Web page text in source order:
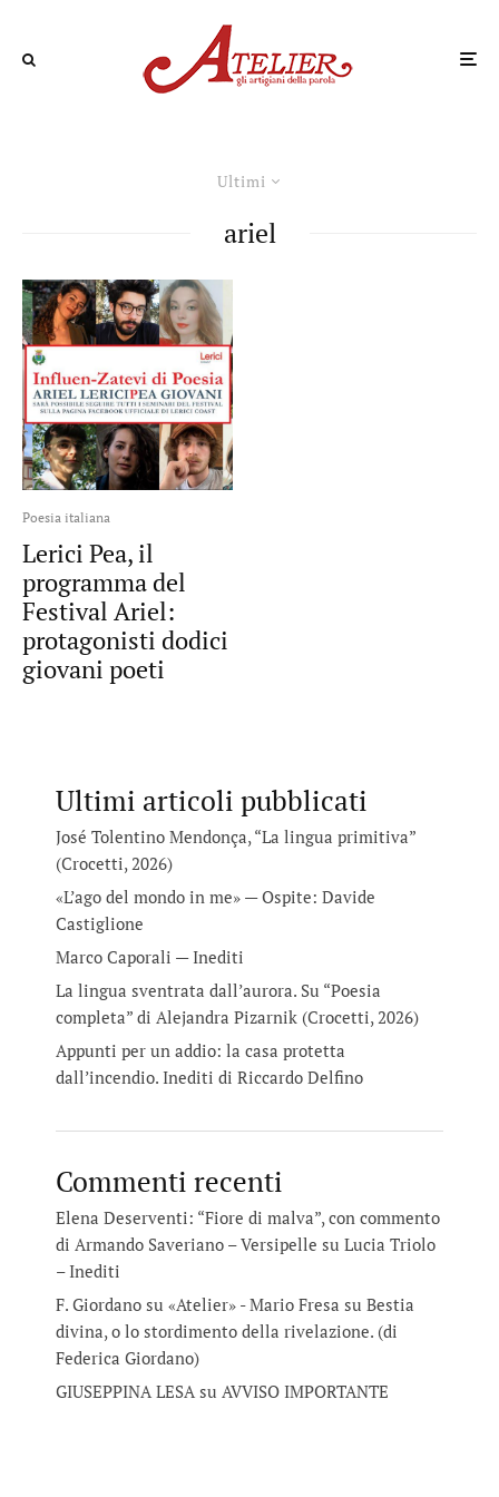
Ultimi
ariel
Poesia italiana
Lerici Pea, il
programma del
Festival Ariel:
protagonisti dodici
giovani poeti
Ultimi articoli pubblicati
José Tolentino Mendonça, “La lingua primitiva”
(Crocetti, 2026)
«L’ago del mondo in me» — Ospite: Davide
Castiglione
Marco Caporali — Inediti
La lingua sventrata dall’aurora. Su “Poesia
completa” di Alejandra Pizarnik (Crocetti, 2026)
Appunti per un addio: la casa protetta
dall’incendio. Inediti di Riccardo Delfino
Commenti recenti
Elena Deserventi: “Fiore di malva”, con commento
di Armando Saveriano – Versipelle su Lucia Triolo
– Inediti
F. Giordano su «Atelier» - Mario Fresa su Bestia
divina, o lo stordimento della rivelazione. (di
Federica Giordano)
GIUSEPPINA LESAsu AVVISO IMPORTANTE